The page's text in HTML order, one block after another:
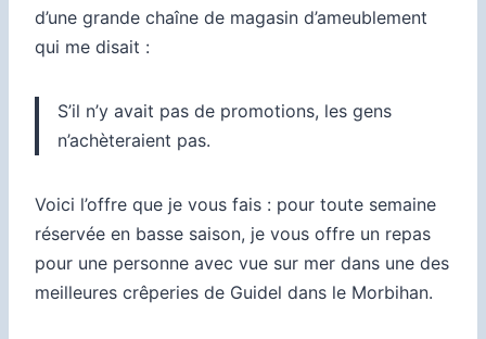
d’une grande chaîne de magasin d’ameublement
qui me disait :
S’il n’y avait pas de promotions, les gens
n’achèteraient pas.
Voici l’offre que je vous fais : pour toute semaine
réservée en basse saison, je vous offre un repas
pour une personne avec vue sur mer dans une des
meilleures crêperies de Guidel dans le Morbihan.